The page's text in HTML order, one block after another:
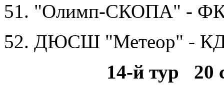
51. "Олимп-СКОПА" - ФК
52. ДЮСШ "Метеор" -
14-й тур 20